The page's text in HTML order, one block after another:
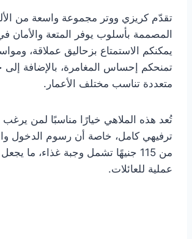
تقدّم كريزي ووتر مجموعة واسعة من
المصممة بأسلوب يوفر المتعة والأمان
يمكنكم الاستمتاع بزحاليق عملاقة،
تمنحكم إحساس المغامرة، بالإضافة
متعددة تناسب مختلف الأعمار.
تُعد هذه الملاهي خيارًا مناسبًا لمن
ترفيهي كامل، خاصة أن رسوم الدخول
من 115 جنيهًا تشمل وجبة غذاء، ما
عملية للعائلات.